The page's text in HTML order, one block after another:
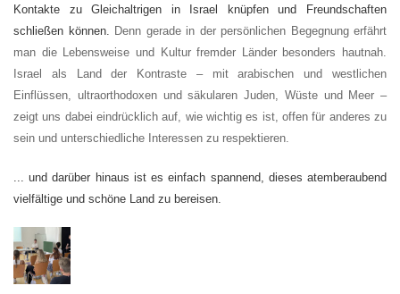
Kontakte zu Gleichaltrigen in Israel knüpfen und Freundschaften
schließen können. Denn gerade in der persönlichen Begegnung erfährt
man die Lebensweise und Kultur fremder Länder besonders hautnah.
Israel als Land der Kontraste – mit arabischen und westlichen
Einflüssen, ultraorthodoxen und säkularen Juden, Wüste und Meer –
zeigt uns dabei eindrücklich auf, wie wichtig es ist, offen für anderes zu
sein und unterschiedliche Interessen zu respektieren.
... und darüber hinaus ist es einfach spannend, dieses atemberaubend
vielfältige und schöne Land zu bereisen.